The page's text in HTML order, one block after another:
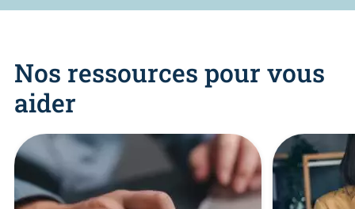
Nos ressources pour vous
aider